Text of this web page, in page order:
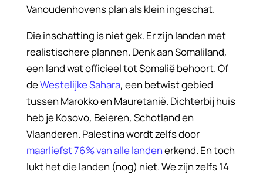
Vanoudenhovens plan als klein ingeschat.
Die inschatting is niet gek. Er zijn landen met
realistischere plannen. Denk aan Somaliland,
een land wat officieel tot Somalië behoort. Of
deWestelijke Sahara, een betwist gebied
tussen Marokko en Mauretanië. Dichterbij huis
heb je Kosovo, Beieren, Schotland en
Vlaanderen. Palestina wordt zelfs door
maarliefst 76% van alle landenerkend. En toch
lukt het die landen (nog) niet. We zijn zelfs 14